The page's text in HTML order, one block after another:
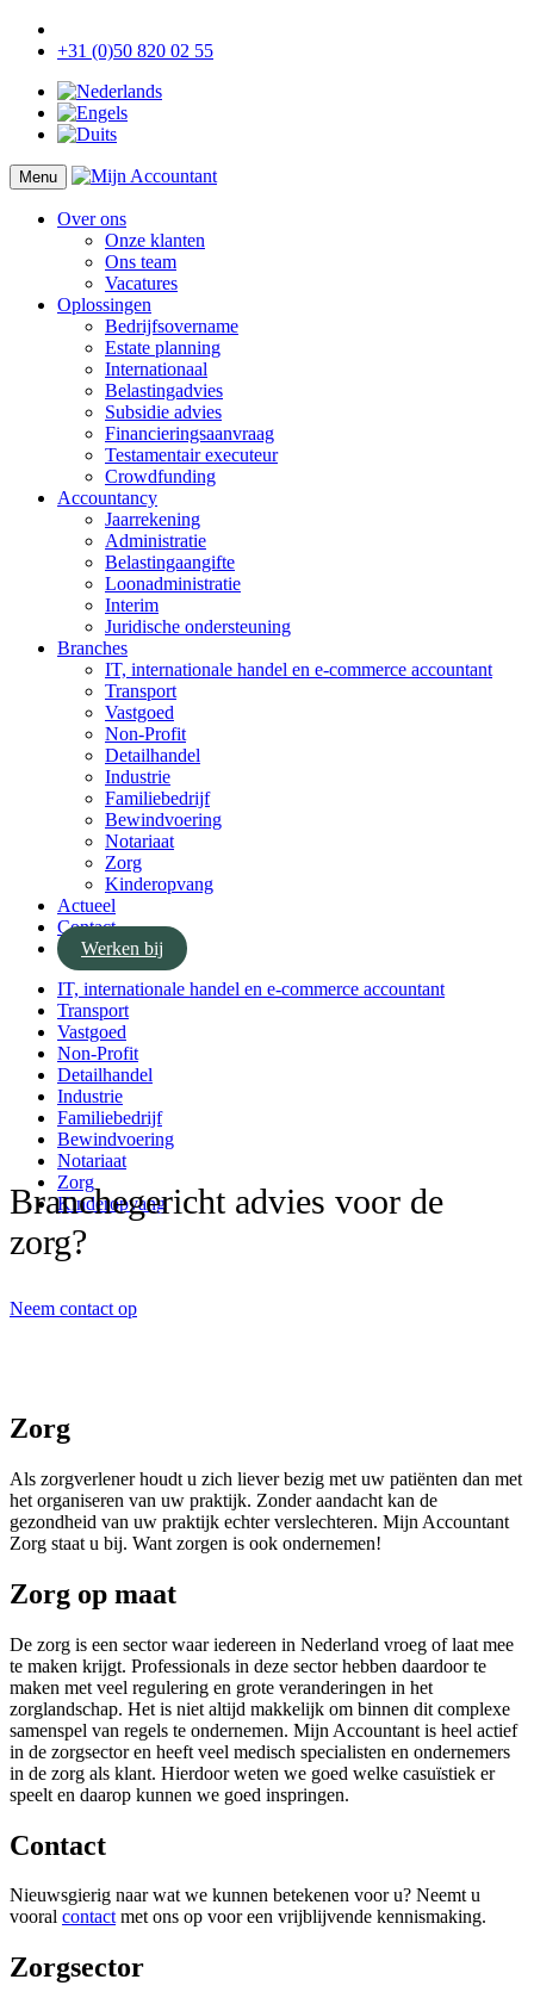
+31 (0)50 820 02 55
Menu
Over ons
Onze klanten
Ons team
Vacatures
Oplossingen
Bedrijfsovername
Estate planning
Internationaal
Belastingadvies
Subsidie advies
Financieringsaanvraag
Testamentair executeur
Crowdfunding
Accountancy
Jaarrekening
Administratie
Belastingaangifte
Loonadministratie
Interim
Juridische ondersteuning
Branches
IT, internationale handel en e-commerce accountant
Transport
Vastgoed
Non-Profit
Detailhandel
Industrie
Familiebedrijf
Bewindvoering
Notariaat
Zorg
Kinderopvang
Actueel
Contact
Werken bij
IT, internationale handel en e-commerce accountant
Transport
Vastgoed
Non-Profit
Detailhandel
Industrie
Familiebedrijf
Bewindvoering
Notariaat
Zorg
Kinderopvang
Branchegericht advies voor de
zorg?
Neem contact op
Zorg
Als zorgverlener houdt u zich liever bezig met uw patiënten dan met
het organiseren van uw praktijk. Zonder aandacht kan de
gezondheid van uw praktijk echter verslechteren. Mijn Accountant
Zorg staat u bij. Want zorgen is ook ondernemen!
Zorg op maat
De zorg is een sector waar iedereen in Nederland vroeg of laat mee
te maken krijgt. Professionals in deze sector hebben daardoor te
maken met veel regulering en grote veranderingen in het
zorglandschap. Het is niet altijd makkelijk om binnen dit complexe
samenspel van regels te ondernemen. Mijn Accountant is heel actief
in de zorgsector en heeft veel medisch specialisten en ondernemers
in de zorg als klant. Hierdoor weten we goed welke casuïstiek er
speelt en daarop kunnen we goed inspringen.
Contact
Nieuwsgierig naar wat we kunnen betekenen voor u? Neemt u
vooral contactmet ons op voor een vrijblijvende kennismaking.
Zorgsector